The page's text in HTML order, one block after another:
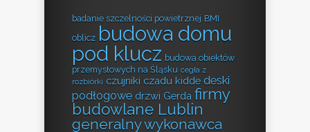
badanie szczelności powietrznej BMI
oblicz budowa domu
pod klucz budowa obiektów
przemysłowych na Śląsku cegła z
rozbiórki czujniki czadu kidde deski
podłogowe drzwi Gerda firmy
budowlane Lublin
generalny wykonawca